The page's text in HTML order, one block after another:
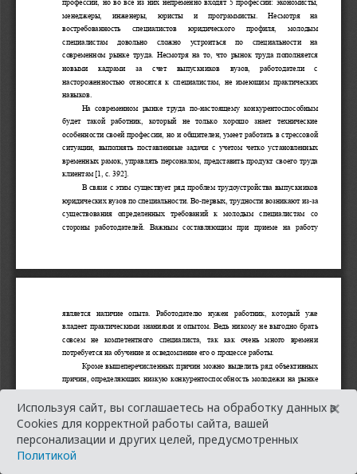
Используя сайт, вы соглашаетесь на обработку данных в
Cookies для корректной работы сайта, вашей
персонализации и других целей, предусмотренных
Политикой
×